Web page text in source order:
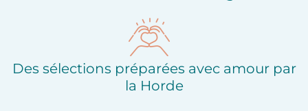
Des sélections préparées avec amour par
la Horde